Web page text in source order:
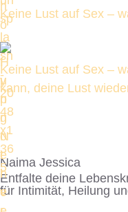
Keine Lust auf Sex –
Keine Lust auf Sex –
kann, deine Lust
Naima Jessica
Entfalte deine
für Intimität, Heilung